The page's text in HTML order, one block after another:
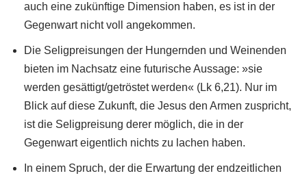
auch eine zukünftige Dimension haben, es ist in der
Gegenwart nicht voll angekommen.
Die Seligpreisungen der Hungernden und Weinenden
bieten im Nachsatz eine futurische Aussage: »sie
werden gesättigt/getröstet werden« (Lk 6,21). Nur im
Blick auf diese Zukunft, die Jesus den Armen zuspricht,
ist die Seligpreisung derer möglich, die in der
Gegenwart eigentlich nichts zu lachen haben.
In einem Spruch, der die Erwartung der endzeitlichen